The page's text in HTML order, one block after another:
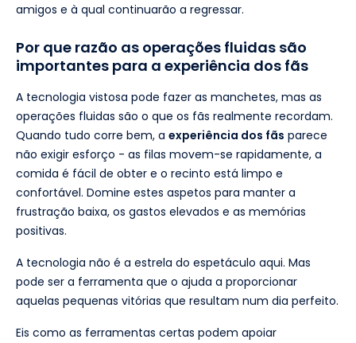
amigos e à qual continuarão a regressar.
Por que razão as operações fluidas são
importantes para a experiência dos fãs
A tecnologia vistosa pode fazer as manchetes, mas as
operações fluidas são o que os fãs realmente recordam.
Quando tudo corre bem, a experiência dos fãs parece
não exigir esforço - as filas movem-se rapidamente, a
comida é fácil de obter e o recinto está limpo e
confortável. Domine estes aspetos para manter a
frustração baixa, os gastos elevados e as memórias
positivas.
A tecnologia não é a estrela do espetáculo aqui. Mas
pode ser a ferramenta que o ajuda a proporcionar
aquelas pequenas vitórias que resultam num dia perfeito.
Eis como as ferramentas certas podem apoiar